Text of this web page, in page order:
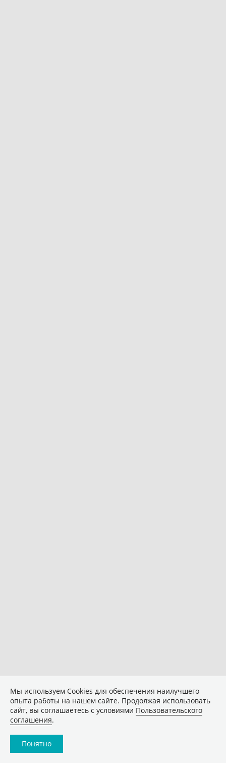
Мы используем Сookies для обеспечения наилучшего
опыта работы на нашем сайте. Продолжая использовать
сайт, вы соглашаетесь с условиями Пользовательского
соглашения.
Понятно